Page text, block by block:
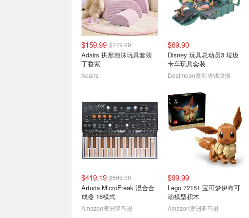
$159.99 $279.99
Adairs 拱形泡沫玩具套装
丁香紫
Adairs
$69.90
Disney 玩具总动员3 垃圾
卡车玩具套装
Dealmoon澳新省钱快报
$419.19 $599.00
Arturia MicroFreak 混合合
成器 16模式
Amazon澳洲亚马逊
$99.99
Lego 72151 宝可梦伊布可
动模型积木
Amazon澳洲亚马逊